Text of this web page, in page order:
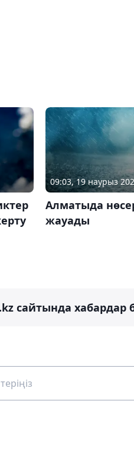
09:03, 19 наурыз
Алматыда
жауады
сайтында хабардар